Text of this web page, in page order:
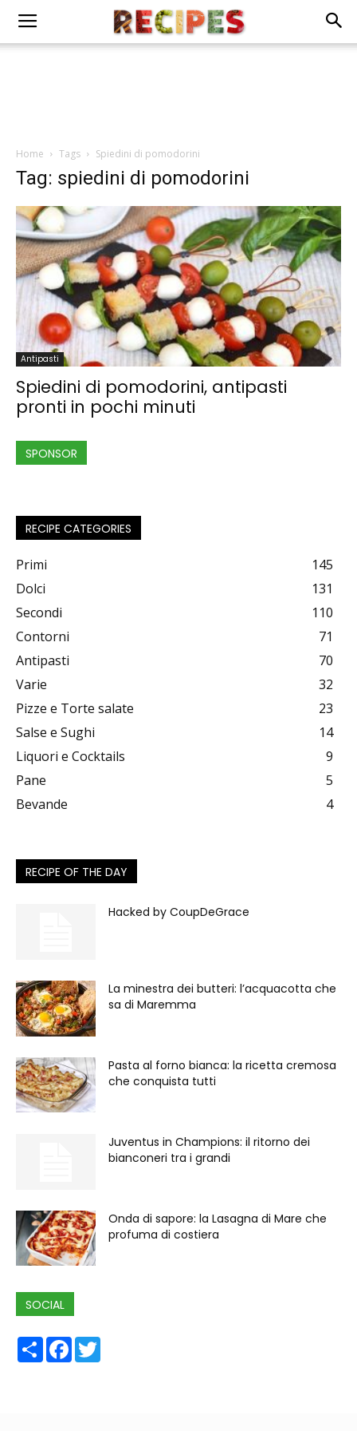
Home Tags Spiedini di pomodorini
Tag: spiedini di pomodorini
Antipasti
Spiedini di pomodorini, antipasti
pronti in pochi minuti
SPONSOR
RECIPE CATEGORIES
Primi
145
Dolci
131
Secondi
110
Contorni
71
Antipasti
70
Varie
32
Pizze e Torte salate
23
Salse e Sughi
14
Liquori e Cocktails
9
Pane
5
Bevande
4
RECIPE OF THE DAY
Hacked by CoupDeGrace
La minestra dei butteri: l’acquacotta che
sa di Maremma
Pasta al forno bianca: la ricetta cremosa
che conquista tutti
Juventus in Champions: il ritorno dei
bianconeri tra i grandi
Onda di sapore: la Lasagna di Mare che
profuma di costiera
SOCIAL
ShareFacebook